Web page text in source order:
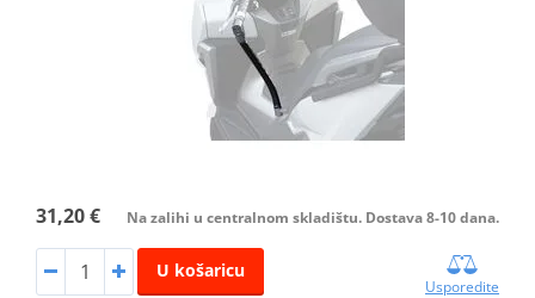
31,20 € Na zalihi u centralnom skladištu. Dostava 8-10 dana.
U košaricu
Usporedite